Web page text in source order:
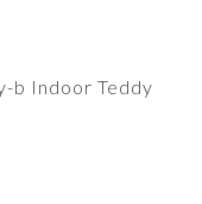
b Indoor Teddy